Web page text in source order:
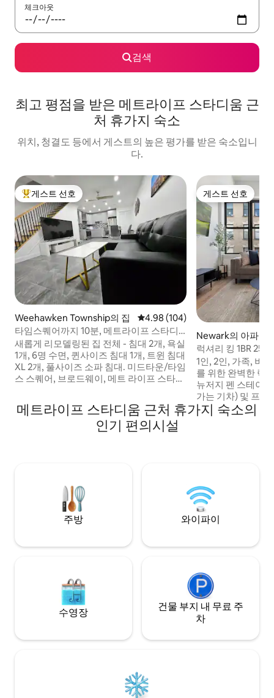
체크아웃
검색
최고 평점을 받은 메트라이프 스타디움 근
처 휴가지 숙소
위치, 청결도 등에서 게스트의 높은 평가를 받은 숙소입니
다.
상위 게스트 선호
게스트 선호
Weehawken Township의 집 평점 4.98점(5점 만점), 후기 104
4.98 (104)
타임스퀘어까지 10분, 메트라이프 스타디
움까지 15분
새롭게 리모델링된 집 전체 - 침대 2개, 욕실
1개, 6명 수면, 퀸사이즈 침대 1개, 트윈 침대
XL 2개, 풀사이즈 소파 침대. 미드타운/타임
스 스퀘어, 브로드웨이, 메트 라이프 스타디
이동할 수 있습니다. 뉴욕까지 버스 정류장
까지 2블록 • 중앙 에어컨/난방 • 모든 방에
천장 선풍기 • 75인치 삼성 스마트 TV • 초고
속 Fios 와이파이 * 의자 6개 및 식탁 1개 • 숙
게스트 선호
게스트 선호
Newark의 아파트
럭셔리 킹 1BR 25
펜
1인, 2인, 가족, 비
를 위한 완벽한 럭
뉴저지 펜 스테이
가는 기차) 및 프
분 뉴어크 공항-
라이프 스타디움
뉴저지 뉴어크와
요!
메트라이프 스타디움 근처 휴가지 숙소의
인기 편의시설
주방 와이파이
수영장
건물 부지 내 무료 주
차